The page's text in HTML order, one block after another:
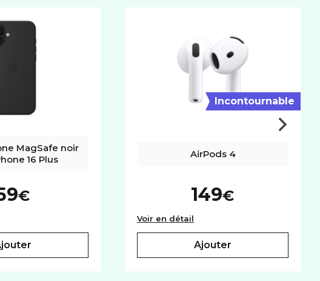
MagSafe noir
16 Plus
€
silicone MagSafe noir pour iPhone 16 Plus
ajouter
Incontournable
AirPods 4
149€
Voir en détail
ajouter